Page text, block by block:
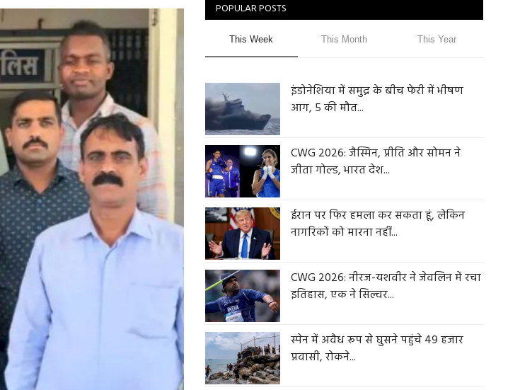
POPULAR POSTS
This Week This Month This Year
इंडोनेशिया में समुद्र के बीच फेरी में भीषण
आग, 5 की मौत...
CWG 2026: जैस्मिन, प्रीति और सोमन ने
जीता गोल्ड, भारत देश...
ईरान पर फिर हमला कर सकता हूं, लेकिन
नागरिकों को मारना नहीं...
CWG 2026: नीरज-यशवीर ने जेवलिन में रचा
इतिहास, एक ने सिल्वर...
स्पेन में अवैध रूप से घुसने पहुंचे 49 हजार
प्रवासी, रोकने...